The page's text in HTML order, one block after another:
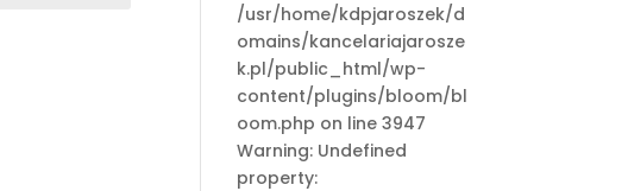
/usr/home/kdpjaroszek/d
omains/kancelariajarosze
k.pl/public_html/wp-
content/plugins/bloom/bl
oom.php on line 3947
Warning: Undefined
property: